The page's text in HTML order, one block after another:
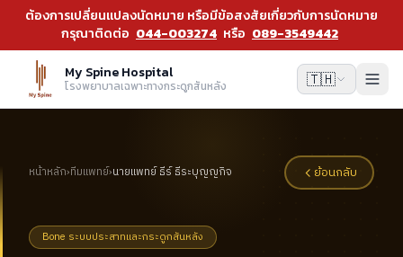
ต้องการเปลี่ยนแปลงนัดหมาย หรือมีข้อสงสัยเกี่ยวกับการนัดหมาย
กรุณาติดต่อ 044-003274 หรือ 089-3549442
My Spine Hospital
โรงพยาบาลเฉพาะทางกระดูกสันหลัง 🇹🇭
หน้าหลัก›ทีมแพทย์›นายแพทย์ ธีร์ ธีระบุญญกิจ ย้อนกลับ
Bone ระบบประสาทและกระดูกสันหลัง